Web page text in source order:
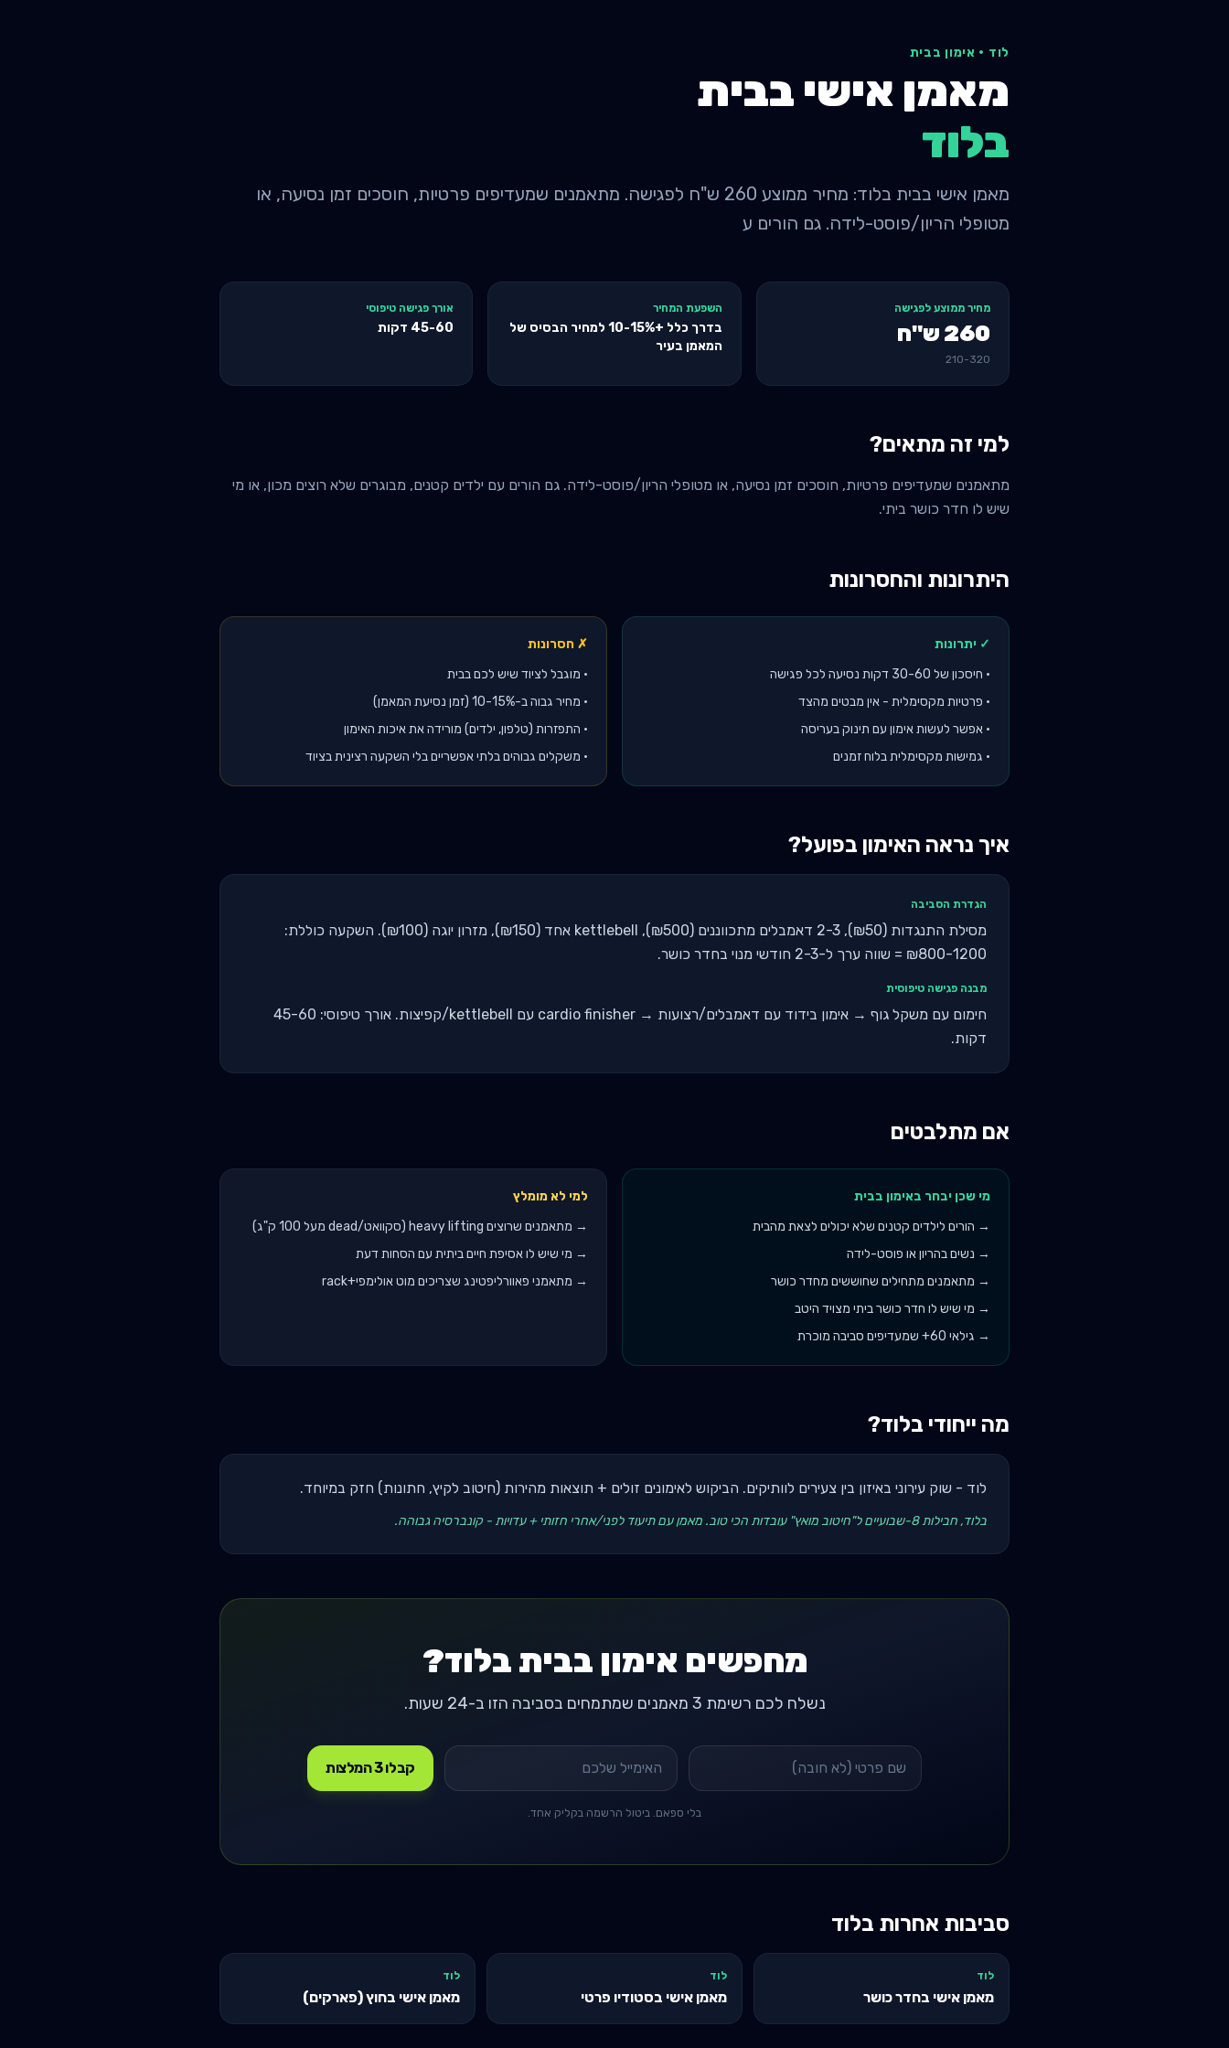
לוד · אימון בבית
מאמן אישי בבית
בלוד
מאמן אישי בבית בלוד: מחיר ממוצע 260 ש"ח לפגישה. מתאמנים שמעדיפים פרטיות, חוסכים זמן נסיעה, או
מטופלי הריון/פוסט-לידה. גם הורים ע
מחיר ממוצע לפגישה
260 ש"ח
210-320
השפעת המחיר
בדרך כלל +10-15% למחיר הבסיס של
המאמן בעיר
אורך פגישה טיפוסי
45-60 דקות
למי זה מתאים?
מתאמנים שמעדיפים פרטיות, חוסכים זמן נסיעה, או מטופלי הריון/פוסט-לידה. גם הורים עם ילדים קטנים, מבוגרים שלא רוצים מכון, או מי
שיש לו חדר כושר ביתי.
היתרונות והחסרונות
✓ יתרונות
• חיסכון של 30-60 דקות נסיעה לכל פגישה
• פרטיות מקסימלית - אין מבטים מהצד
• אפשר לעשות אימון עם תינוק בעריסה
• גמישות מקסימלית בלוח זמנים
✗ חסרונות
• מוגבל לציוד שיש לכם בבית
• מחיר גבוה ב-10-15% (זמן נסיעת המאמן)
• התפזרות (טלפון, ילדים) מורידה את איכות האימון
• משקלים גבוהים בלתי אפשריים בלי השקעה רצינית בציוד
איך נראה האימון בפועל?
הגדרת הסביבה
מסילת התנגדות (₪50), 2-3 דאמבלים מתכווננים (₪500), kettlebell אחד (₪150), מזרון יוגה (₪100). השקעה כוללת:
₪800-1200 = שווה ערך ל-2-3 חודשי מנוי בחדר כושר.
מבנה פגישה טיפוסית
חימום עם משקל גוף → אימון בידוד עם דאמבלים/רצועות → cardio finisher עם kettlebell/קפיצות. אורך טיפוסי: 45-60
דקות.
אם מתלבטים
מי שכן יבחר באימון בבית
→ הורים לילדים קטנים שלא יכולים לצאת מהבית
→ נשים בהריון או פוסט-לידה
→ מתאמנים מתחילים שחוששים מחדר כושר
→ מי שיש לו חדר כושר ביתי מצויד היטב
→ גילאי 60+ שמעדיפים סביבה מוכרת
למי לא מומלץ
→ מתאמנים שרוצים heavy lifting (סקוואט/dead מעל 100 ק"ג)
→ מי שיש לו אסיפת חיים ביתית עם הסחות דעת
→ מתאמני פאוורליפטינג שצריכים מוט אולימפי+rack
מה ייחודי בלוד?
לוד - שוק עירוני באיזון בין צעירים לוותיקים. הביקוש לאימונים זולים + תוצאות מהירות (חיטוב לקיץ, חתונות) חזק במיוחד.
בלוד, חבילות 8-שבועיים ל"חיטוב מואץ" עובדות הכי טוב. מאמן עם תיעוד לפני/אחרי חזותי + עדויות - קונברסיה גבוהה.
מחפשים אימון בבית בלוד?
נשלח לכם רשימת 3 מאמנים שמתמחים בסביבה הזו ב-24 שעות.
קבלו 3 המלצות
בלי ספאם. ביטול הרשמה בקליק אחד.
סביבות אחרות בלוד
לוד
מאמן אישי בחדר כושר
לוד
מאמן אישי בסטודיו פרטי
לוד
מאמן אישי בחוץ (פארקים)